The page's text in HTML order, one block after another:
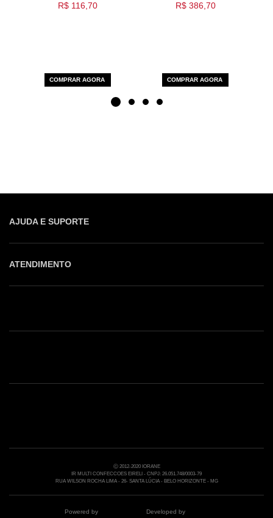
R$ 116,70
COMPRAR AGORA
R$ 386,70
COMPRAR AGORA
AJUDA E SUPORTE
ATENDIMENTO
Nossas Lojas
Ⓒ 2012-2020 IORANE
IR MULTI CONFECCOES EIRELI - CNPJ: 26.051.748/0003-79
RUA WILSON ROCHA LIMA - 26- SANTA LÚCIA - BELO HORIZONTE - MG
Powered by Developed by